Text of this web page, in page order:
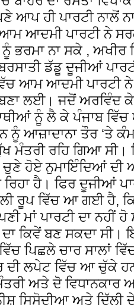
ਆਪ ਹੀ ਪਾਰਟੀ ਨਾਲੋਂ
ਆਦਮੀ ਪਾਰਟੀ ਨੇ
ਨੂੰ ਭਰਮਾ ਨਾ ਸਕੇ ,
ਡੱਡੂ ਦੂਜੀਆਂ
ਆਮ ਆਦਮੀ ਪਾਰਟੀ
ਲਈ। ਜਦੋਂ ਅਰਵਿੰਦ
ਨੂੰ ਲੈ ਕੇ ਪੰਜਾਬ
ਆਜ਼ਾਦਾਨਾ ਤੌਰ ‘ਤੇ ਕੰਮ
ਮੰਤਰੀ ਰਹਿ ਗਿਆ
ਹੋਏ ਨੁਮਾਇੰਦਿਆਂ ਦੀ
ਰਿਹਾ ਹੈ। ਫਿਰ ਦੂਜੀਆਂ
ਰੂਪ ਵਿੱਚ ਆ ਗਈ ਹੈ,
ਮਾਂ ਪਾਰਟੀ ਦਾ ਨਹੀਂ
ਕਿਵੇਂ ਬਣ ਸਕਦਾ ਸੀ।
ਪਿਛਲੇ ਚਾਰ ਸਾਲਾਂ
ਦੀ ਲਪੇਟ ਵਿੱਚ ਆ ਚੁੱਕੇ
ਅਤੇ ਦੋ ਵਿਧਾਨਕਾਰ
ਸਿਸੋਦੀਆ ਅਤੇ